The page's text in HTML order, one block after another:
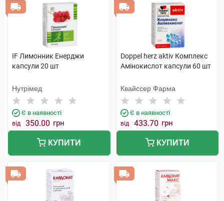
IF Лимонник Енерджи
капсули 20 шт
Нутрімед
Є в наявності
від 350.00 грн
КУПИТИ
Doppel herz aktiv Комплекс
Амінокислот капсули 60 шт
Квайссер Фарма
Є в наявності
від 433.70 грн
КУПИТИ